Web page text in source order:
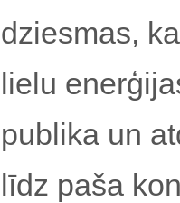
dziesmas,
lielu
publika un
līdz paša